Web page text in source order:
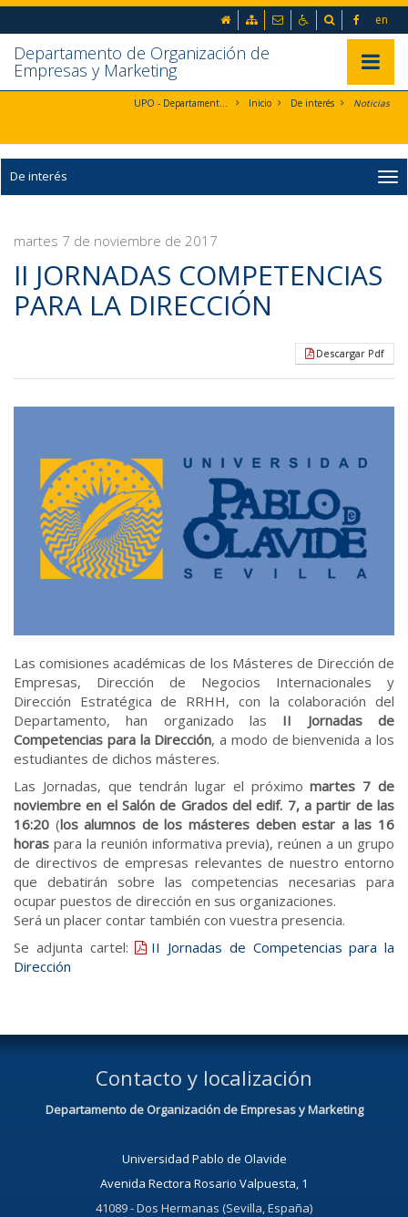
Ir al contenido principal de la página (alt + s)
Ir a la cabecera de la página (alt + c)
Ir al pie de la página (alt + p)
Ir al menú principal (alt + u)
en
Inicio Mapa webContactoAccesibilidad
Buscador
Departamento de Organización de
Empresas y Marketing
UPO - Departamento de Organización de Empresas y Marketing Inicio De interés Noticias
De interés
martes 7 de noviembre de 2017
II JORNADAS COMPETENCIAS
PARA LA DIRECCIÓN
Descargar Pdf
Las comisiones académicas de los Másteres de Dirección de
Empresas, Dirección de Negocios Internacionales y
Dirección Estratégica de RRHH, con la colaboración del
Departamento, han organizado las II Jornadas de
Competencias para la Dirección, a modo de bienvenida a los
estudiantes de dichos másteres.
Las Jornadas, que tendrán lugar el próximomartes 7 de
noviembre en el Salón de Grados del edif. 7, a partir de las
16:20 (los alumnos de los másteres deben estar a las 16
horas para la reunión informativa previa), reúnen a un grupo
de directivos de empresas relevantes de nuestro entorno
que debatirán sobre las competencias necesarias para
ocupar puestos de dirección en sus organizaciones.
Será un placer contar también con vuestra presencia.
Se adjunta cartel:
II Jornadas de Competencias para la
Dirección
Contacto y localización
Departamento de Organización de Empresas y Marketing
Universidad Pablo de Olavide
Avenida Rectora Rosario Valpuesta, 1
41089 - Dos Hermanas (Sevilla, España)